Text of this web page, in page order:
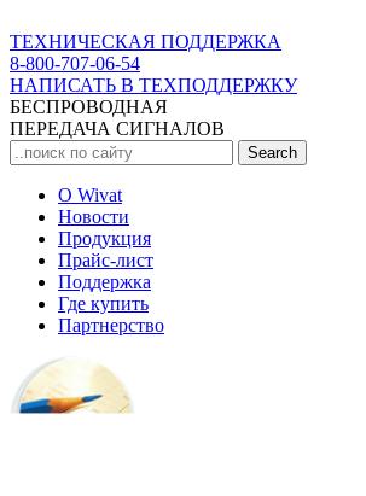
ТЕХНИЧЕСКАЯ ПОДДЕРЖКА
8-800-707-06-54
НАПИСАТЬ В ТЕХПОДДЕРЖКУ
БЕСПРОВОДНАЯ
ПЕРЕДАЧА СИГНАЛОВ
О Wivat
Новости
Продукция
Прайс-лист
Поддержка
Где купить
Партнерство